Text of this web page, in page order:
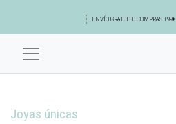
ENVÍO GRATUITO COMPRAS +99€
Joyas únicas